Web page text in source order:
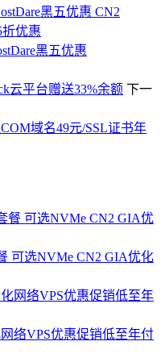
黑五优惠 CN2
优惠
黑五优惠
云平台赠送33%余额 下一
域名49元/SSL证书年
可选NVMe CN2 GIA优化
络VPS优惠促销低至年付